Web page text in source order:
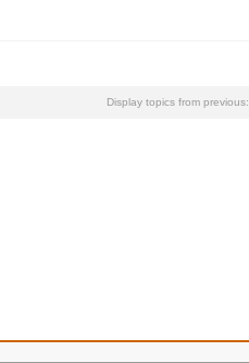
Display topics from previous: